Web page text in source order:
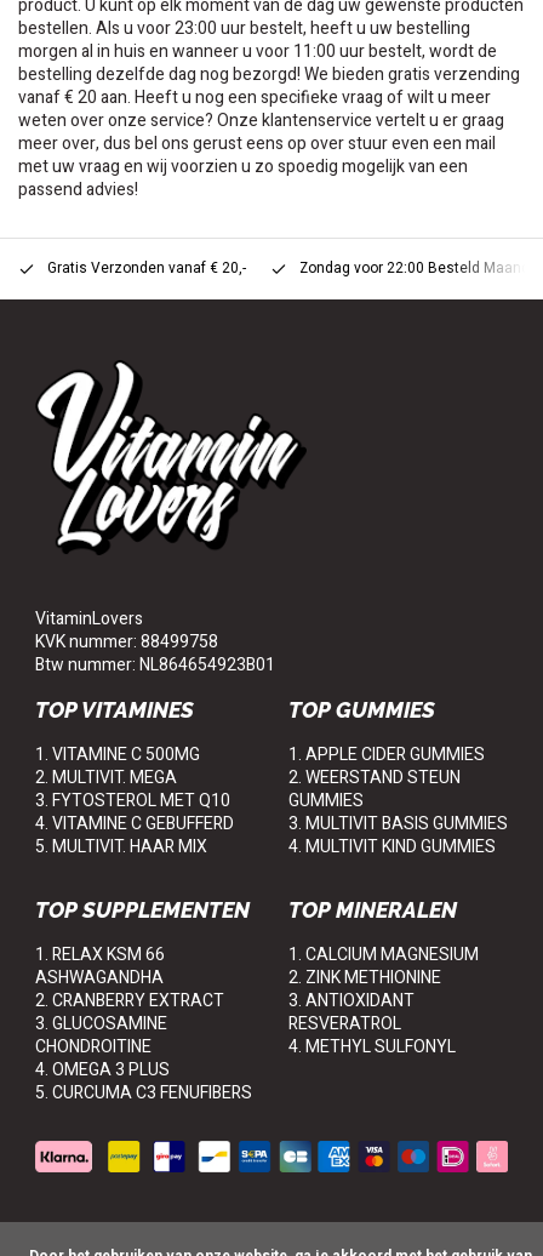
product. U kunt op elk moment van de dag uw gewenste producten
bestellen. Als u voor 23:00 uur bestelt, heeft u uw bestelling
morgen al in huis en wanneer u voor 11:00 uur bestelt, wordt de
bestelling dezelfde dag nog bezorgd! We bieden gratis verzending
vanaf € 20 aan. Heeft u nog een specifieke vraag of wilt u meer
weten over onze service? Onze klantenservice vertelt u er graag
meer over, dus bel ons gerust eens op over stuur even een mail
met uw vraag en wij voorzien u zo spoedig mogelijk van een
passend advies!
Gratis Verzonden vanaf € 20,- Zondag voor 22:00 Besteld
VitaminLovers
KVK nummer: 88499758
Btw nummer: NL864654923B01
TOP VITAMINES
1. VITAMINE C 500MG
2. MULTIVIT. MEGA
3. FYTOSTEROL MET Q10
4. VITAMINE C GEBUFFERD
5. MULTIVIT. HAAR MIX
TOP GUMMIES
1. APPLE CIDER GUMMIES
2. WEERSTAND STEUN
GUMMIES
3. MULTIVIT BASIS GUMMIES
4. MULTIVIT KIND GUMMIES
TOP SUPPLEMENTEN
1. RELAX KSM 66
ASHWAGANDHA
2. CRANBERRY EXTRACT
3. GLUCOSAMINE
CHONDROITINE
4. OMEGA 3 PLUS
5. CURCUMA C3 FENUFIBERS
TOP MINERALEN
1. CALCIUM MAGNESIUM
2. ZINK METHIONINE
3. ANTIOXIDANT
RESVERATROL
4. METHYL SULFONYL